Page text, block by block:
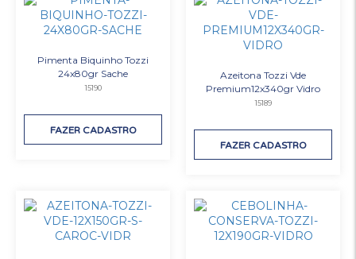
Pimenta Biquinho Tozzi
24x80gr Sache
15190
FAZER CADASTRO
Azeitona Tozzi Vde
Premium12x340gr Vidro
15189
FAZER CADASTRO